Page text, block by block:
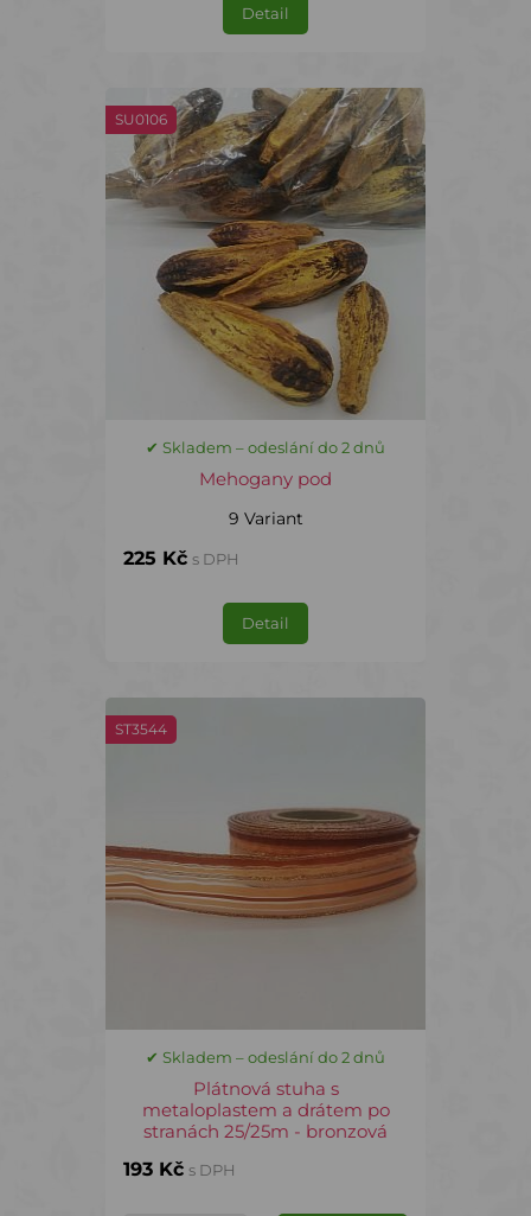
Detail
SU0106
✔ Skladem – odeslání do 2 dnů
Mehogany pod
9 Variant
225 Kč s DPH
Detail
ST3544
✔ Skladem – odeslání do 2 dnů
Plátnová stuha s
metaloplastem a drátem po
stranách 25/25m - bronzová
193 Kč s DPH